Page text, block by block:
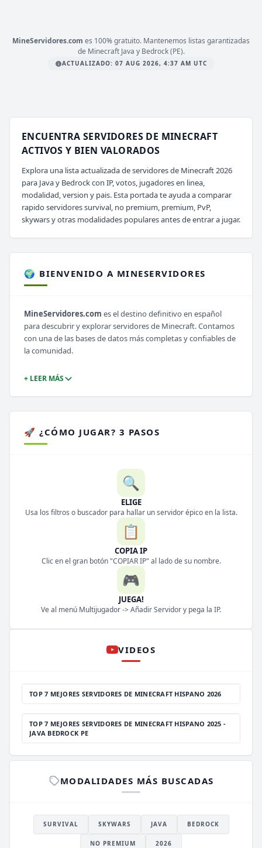
MineServidores.com es 100% gratuito. Mantenemos listas garantizadas
de Minecraft Java y Bedrock (PE).
ACTUALIZADO: 07 AUG 2026, 4:37 AM UTC
ENCUENTRA SERVIDORES DE MINECRAFT
ACTIVOS Y BIEN VALORADOS
Explora una lista actualizada de servidores de Minecraft 2026
para Java y Bedrock con IP, votos, jugadores en linea,
modalidad, version y pais. Esta portada te ayuda a comparar
rapido servidores survival, no premium, premium, PvP,
skywars y otras modalidades populares antes de entrar a jugar.
🌍 BIENVENIDO A MINESERVIDORES
MineServidores.com es el destino definitivo en español
para descubrir y explorar servidores de Minecraft. Contamos
con una de las bases de datos más completas y confiables de
la comunidad.
+ LEER MÁS
🚀 ¿CÓMO JUGAR? 3 PASOS
🔍
ELIGE
Usa los filtros o buscador para hallar un servidor épico en la lista.
📋
COPIA IP
Clic en el gran botón "COPIAR IP" al lado de su nombre.
🎮
JUEGA!
Ve al menú Multijugador -> Añadir Servidor y pega la IP.
VIDEOS
TOP 7 MEJORES SERVIDORES DE MINECRAFT HISPANO 2026
TOP 7 MEJORES SERVIDORES DE MINECRAFT HISPANO 2025 -
JAVA BEDROCK PE
MODALIDADES MÁS BUSCADAS
SURVIVAL SKYWARS JAVA BEDROCK
NO PREMIUM 2026